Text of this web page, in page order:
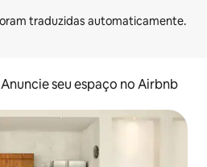
Anuncie seu espaço no Airbnb